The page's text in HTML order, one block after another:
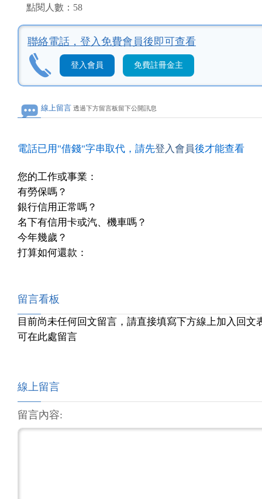
點閱人數：58
聯絡電話， 登入免費會員後即可查看
登入會員 免費註冊金主
線上留言 透過下方留言板留下公開訊息
電話已用"借錢"字串取代，請先登入會員後才能查看
您的工作或事業：
有勞保嗎？
銀行信用正常嗎？
名下有信用卡或汽、機車嗎？
今年幾歲？
打算如何還款：
留言看板
目前尚未任何回文留言，請直接填寫下方線上加入回文
可在此處留言
線上留言
留言內容: